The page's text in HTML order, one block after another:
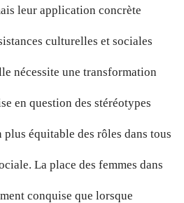
leur application concrète
culturelles et sociales
nécessite une transformation
en question des stéréotypes
équitable des rôles dans tous
La place des femmes dans
conquise que lorsque